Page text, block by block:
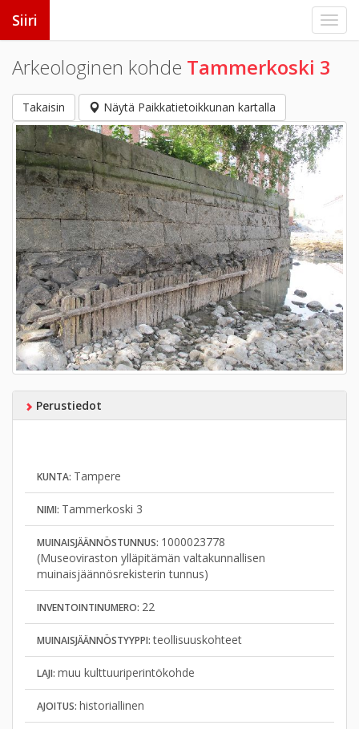
Siiri
Arkeologinen kohde Tammerkoski 3
Takaisin Näytä Paikkatietoikkunan kartalla
Perustiedot
KUNTA: Tampere
NIMI: Tammerkoski 3
MUINAISJÄÄNNÖSTUNNUS: 1000023778
(Museoviraston ylläpitämän valtakunnallisen
muinaisjäännösrekisterin tunnus)
INVENTOINTINUMERO: 22
MUINAISJÄÄNNÖSTYYPPI:teollisuuskohteet
LAJI: muu kulttuuriperintökohde
AJOITUS: historiallinen